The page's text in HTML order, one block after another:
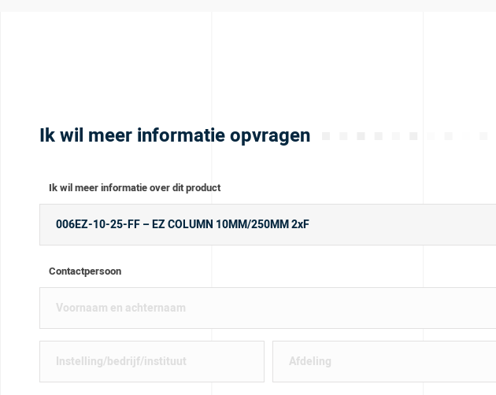
Ik wil meer informatie opvragen
Ik wil meer informatie over dit product
Contactpersoon